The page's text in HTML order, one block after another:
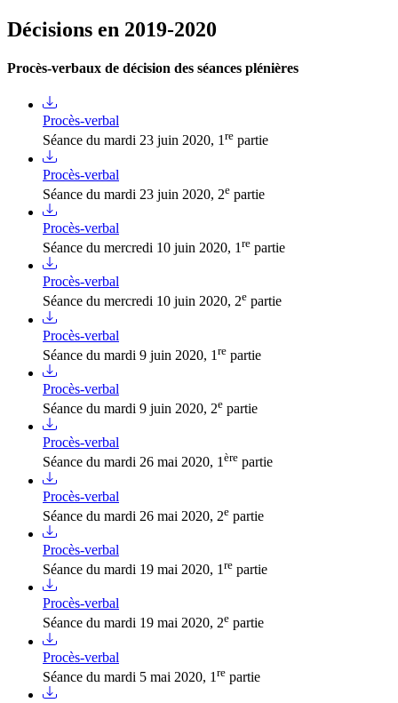
Décisions en 2019-2020
Procès-verbaux de décision des séances plénières
Procès-verbal
Séance du mardi 23 juin 2020, 1re partie
Procès-verbal
Séance du mardi 23 juin 2020, 2e partie
Procès-verbal
Séance du mercredi 10 juin 2020, 1 re partie
Procès-verbal
Séance du mercredi 10 juin 2020, 2e partie
Procès-verbal
Séance du mardi 9 juin 2020, 1 re partie
Procès-verbal
Séance du mardi 9 juin 2020, 2e partie
Procès-verbal
Séance du mardi 26 mai 2020, 1ère partie
Procès-verbal
Séance du mardi 26 mai 2020, 2e partie
Procès-verbal
Séance du mardi 19 mai 2020, 1 re partie
Procès-verbal
Séance du mardi 19 mai 2020, 2e partie
Procès-verbal
Séance du mardi 5 mai 2020, 1 re partie